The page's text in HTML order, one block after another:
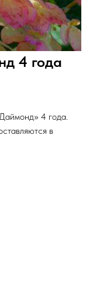
4 года
4 года.
в